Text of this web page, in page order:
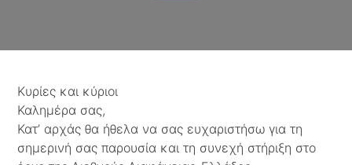
Κυρίες και κύριοι
Καλημέρα σας,
Κατ’ αρχάς θα ήθελα να σας ευχαριστήσω για τη
σημερινή σας παρουσία και τη συνεχή στήριξη στο